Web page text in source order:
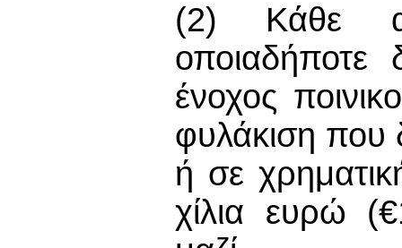
(2) Κάθε
οποιαδήποτε
ένοχος
φυλάκιση που
ή σε
χίλια ευρώ